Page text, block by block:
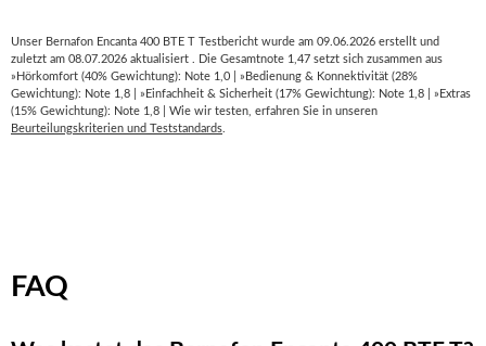
Unser Bernafon Encanta 400 BTE T Testbericht wurde am 09.06.2026 erstellt und
zuletzt am 08.07.2026 aktualisiert . Die Gesamtnote 1,47 setzt sich zusammen aus
»Hörkomfort (40% Gewichtung): Note 1,0 | »Bedienung & Konnektivität (28%
Gewichtung): Note 1,8 | »Einfachheit & Sicherheit (17% Gewichtung): Note 1,8 | »Extras
(15% Gewichtung): Note 1,8 | Wie wir testen, erfahren Sie in unseren
Beurteilungskriterien und Teststandards
FAQ